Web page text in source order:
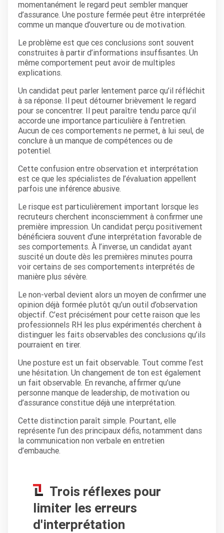
momentanément le regard peut sembler manquer
d’assurance. Une posture fermée peut être interprétée
comme un manque d’ouverture ou de motivation.
Le problème est que ces conclusions sont souvent
construites à partir d’informations insuffisantes. Un
même comportement peut avoir de multiples
explications.
Un candidat peut parler lentement parce qu’il réfléchit
à sa réponse. Il peut détourner brièvement le regard
pour se concentrer. Il peut paraître tendu parce qu’il
accorde une importance particulière à l’entretien.
Aucun de ces comportements ne permet, à lui seul, de
conclure à un manque de compétences ou de
potentiel.
Cette confusion entre observation et interprétation
est ce que les spécialistes de l’évaluation appellent
parfois une inférence abusive.
Le risque est particulièrement important lorsque les
recruteurs cherchent inconsciemment à confirmer une
première impression. Un candidat perçu positivement
bénéficiera souvent d’une interprétation favorable de
ses comportements. À l’inverse, un candidat ayant
suscité un doute dès les premières minutes pourra
voir certains de ses comportements interprétés de
manière plus sévère.
Le non-verbal devient alors un moyen de confirmer une
opinion déjà formée plutôt qu’un outil d’observation
objectif. C’est précisément pour cette raison que les
professionnels RH les plus expérimentés cherchent à
distinguer les faits observables des conclusions qu’ils
pourraient en tirer.
Une posture est un fait observable. Tout comme l’est
une hésitation. Un changement de ton est également
un fait observable. En revanche, affirmer qu’une
personne manque de leadership, de motivation ou
d’assurance constitue déjà une interprétation.
Cette distinction paraît simple. Pourtant, elle
représente l’un des principaux défis, notamment dans
la communication non verbale en entretien
d’embauche.
Trois réflexes pour
limiter les erreurs
d'interprétation